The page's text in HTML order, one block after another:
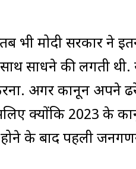
मोदी सरकार ने
साधने की लगती
अगर कानून अपने
क्योंकि 2023 के
के बाद पहली